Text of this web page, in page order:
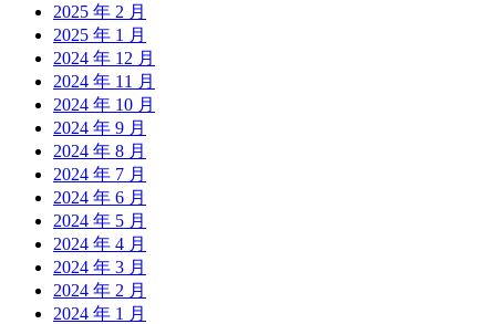
2025 年 2 月
2025 年 1 月
2024 年 12 月
2024 年 11 月
2024 年 10 月
2024 年 9 月
2024 年 8 月
2024 年 7 月
2024 年 6 月
2024 年 5 月
2024 年 4 月
2024 年 3 月
2024 年 2 月
2024 年 1 月